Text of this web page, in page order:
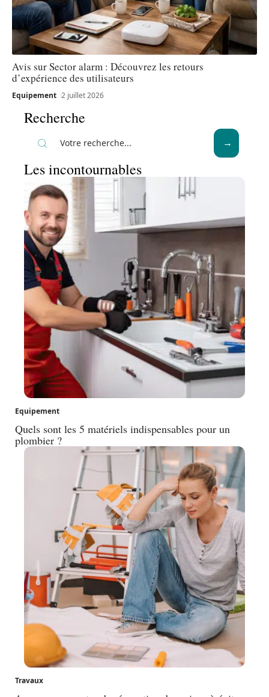
Avis sur Sector alarm : Découvrez les retours
d’expérience des utilisateurs
Equipement 2 juillet 2026
Recherche
Les incontournables
Equipement
Quels sont les 5 matériels indispensables pour un
plombier ?
Travaux